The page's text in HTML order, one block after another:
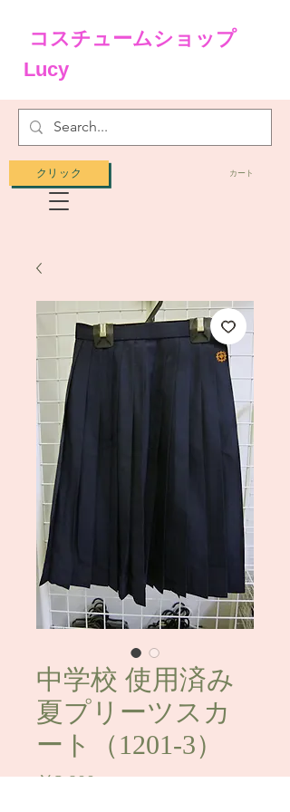
カート
クリック
コスチュームショップ
Lucy
中学校 使用済み
夏プリーツスカ
ート（1201-3）
￥2,800価